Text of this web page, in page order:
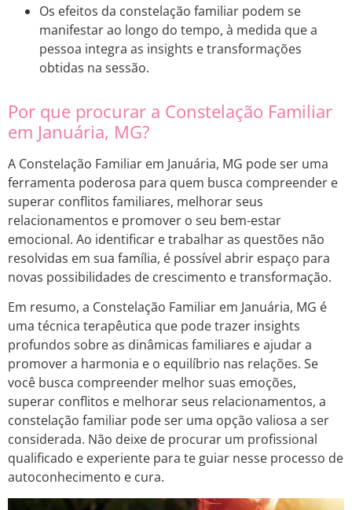
Os efeitos da constelação familiar podem se
manifestar ao longo do tempo, à medida que a
pessoa integra as insights e transformações
obtidas na sessão.
Por que procurar a Constelação Familiar
em Januária, MG?
A Constelação Familiar em Januária, MG pode ser uma
ferramenta poderosa para quem busca compreender e
superar conflitos familiares, melhorar seus
relacionamentos e promover o seu bem-estar
emocional. Ao identificar e trabalhar as questões não
resolvidas em sua família, é possível abrir espaço para
novas possibilidades de crescimento e transformação.
Em resumo, a Constelação Familiar em Januária, MG é
uma técnica terapêutica que pode trazer insights
profundos sobre as dinâmicas familiares e ajudar a
promover a harmonia e o equilíbrio nas relações. Se
você busca compreender melhor suas emoções,
superar conflitos e melhorar seus relacionamentos, a
constelação familiar pode ser uma opção valiosa a ser
considerada. Não deixe de procurar um profissional
qualificado e experiente para te guiar nesse processo de
autoconhecimento e cura.